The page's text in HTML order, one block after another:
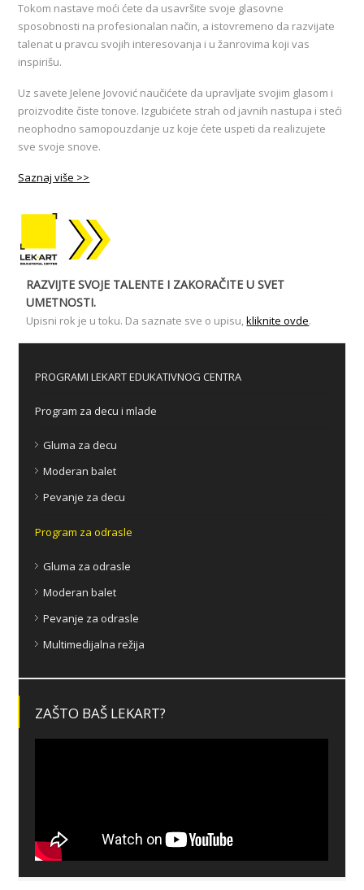
Tokom nastave moći ćete da usavršite svoje glasovne
sposobnosti na profesionalan način, a istovremeno da razvijate
talenat u pravcu svojih interesovanja i u žanrovima koji vas
inspirišu.
Uz savete Jelene Jovović naučićete da upravljate svojim glasom i
proizvodite čiste tonove. Izgubićete strah od javnih nastupa i steći
neophodno samopouzdanje uz koje ćete uspeti da realizujete
sve svoje snove.
Saznaj više >>
RAZVIJTE SVOJE TALENTE I ZAKORAČITE U SVET
UMETNOSTI.
Upisni rok je u toku. Da saznate sve o upisu,kliknite ovde.
PROGRAMI LEKART EDUKATIVNOG CENTRA
Program za decu i mlade
Gluma za decu
Moderan balet
Pevanje za decu
Program za odrasle
Gluma za odrasle
Moderan balet
Pevanje za odrasle
Multimedijalna režija
ZAŠTO BAŠ LEKART?